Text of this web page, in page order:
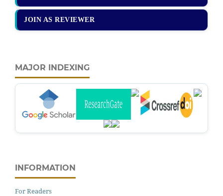
JOIN AS REVIEWER
MAJOR INDEXING
INFORMATION
For Readers